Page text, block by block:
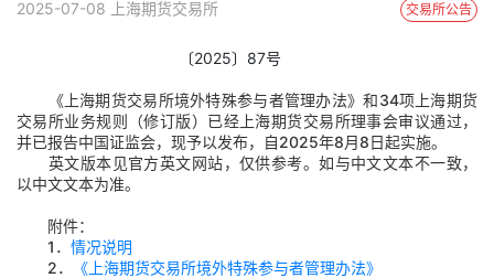
2025-07-08 上海期货交易所 交易所公告
〔2025〕 87号
《上海期货交易所境外特殊参与者管理办法》和34项上海期货
交易所业务规则（修订版）已经上海期货交易所理事会审议通过，
并已报告中国证监会，现予以发布，自2025年8月8日起实施。
英文版本见官方英文网站，仅供参考。如与中文文本不一致，
以中文文本为准。
附件：
1 ． 情况说明
2．
《上海期货交易所境外特殊参与者管理办法》